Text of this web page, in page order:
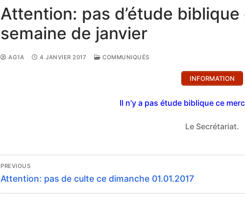
Attention: pas d’étude
semaine de janvier
AG1A 4 JANVIER 2017 COMMUNIQUÉS
INFORMATION
Il n’y a pas étude biblique ce
Le Secrétariat.
Navigation
de
PREVIOUS
Previous
Attention: pas de culte ce dimanche 01.01.2017